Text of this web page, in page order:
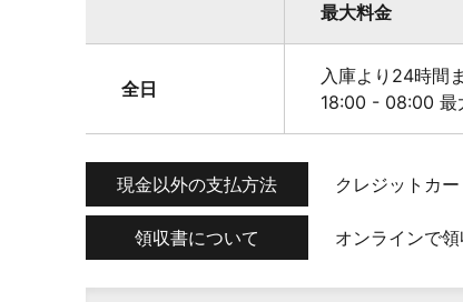
最大料金
全日
入庫より24時間
18:00 - 08:00 最
現金以外の支払方法 クレジットカ
領収書について オンラインで領